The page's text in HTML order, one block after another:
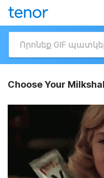
Choose Your